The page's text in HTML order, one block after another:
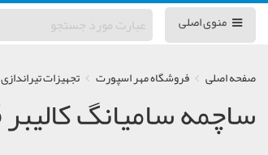
منوی اصلی
صفحه اصلی فروشگاه مهر اسپورت تجهیزات تیراندازی
ساچمه سامیانگ کالیبر 5.5 - 28 گرین